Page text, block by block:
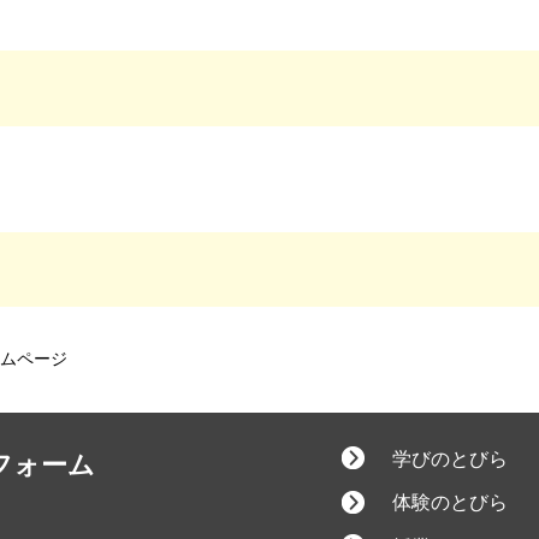
ページ
ォーム 学びのとびら
体験のとびら